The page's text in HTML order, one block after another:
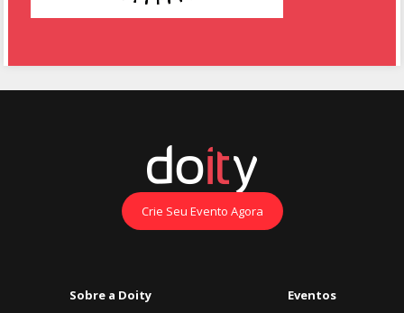
Crie Seu Evento Agora
Sobre a Doity Eventos